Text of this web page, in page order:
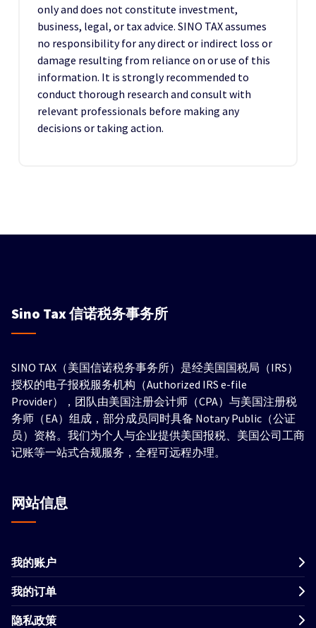
only and does not constitute investment,
business, legal, or tax advice. SINO TAX assumes
no responsibility for any direct or indirect loss or
damage resulting from reliance on or use of this
information. It is strongly recommended to
conduct thorough research and consult with
relevant professionals before making any
decisions or taking action.
Sino Tax信诺税务事务所
SINO TAX（美国信诺税务事务所）是经美国国税局（IRS）
授权的电子报税服务机构（Authorized IRS e-file
Provider），团队由美国注册会计师（CPA）与美国注册税
务师（EA）组成，部分成员同时具备 Notary Public（公证
员）资格。我们为个人与企业提供美国报税、美国公司工商
记账等一站式合规服务，全程可远程办理。
网站信息
我的账户
我的订单
隐私政策